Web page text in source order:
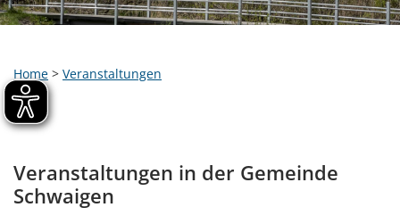
Home > Veranstaltungen
Veranstaltungen in der Gemeinde
Schwaigen